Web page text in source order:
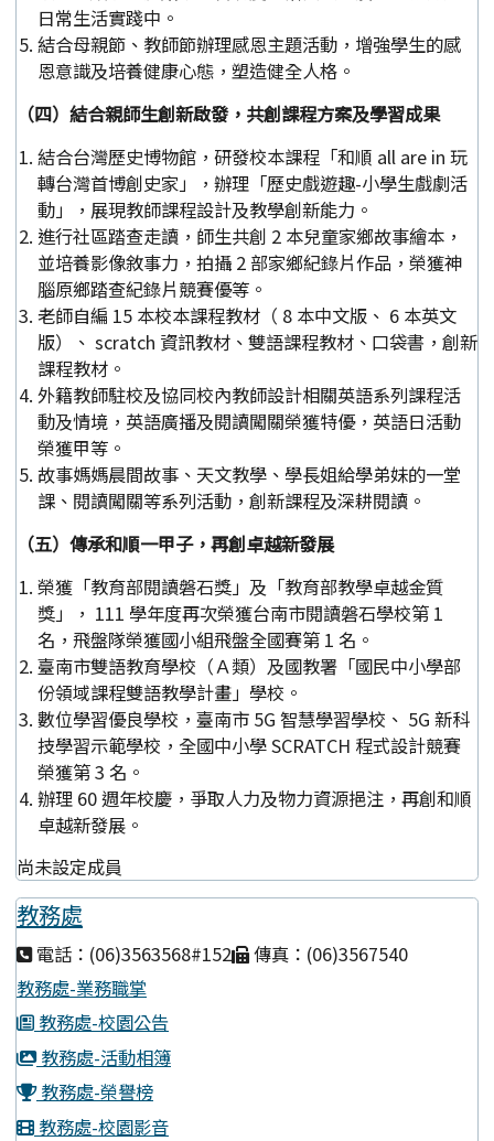
日常生活實踐中。
結合母親節、教師節辦理感恩主題活動，增強學生的感
恩意識及培養健康心態，塑造健全人格。
（四）結合親師生創新啟發，共創課程方案及學習成果
結合台灣歷史博物館，研發校本課程「和順 all are in 玩
轉台灣首博創史家」，辦理「歷史戲遊趣-小學生戲劇活
動」，展現教師課程設計及教學創新能力。
進行社區踏查走讀，師生共創 2 本兒童家鄉故事繪本，
並培養影像敘事力，拍攝 2 部家鄉紀錄片作品，榮獲神
腦原鄉踏查紀錄片競賽優等。
老師自編 15 本校本課程教材（ 8 本中文版、 6 本英文
版）、 scratch 資訊教材、雙語課程教材、口袋書，創新
課程教材。
外籍教師駐校及協同校內教師設計相關英語系列課程活
動及情境，英語廣播及閱讀闖關榮獲特優，英語日活動
榮獲甲等。
故事媽媽晨間故事、天文教學、學長姐給學弟妹的一堂
課、閱讀闖關等系列活動，創新課程及深耕閱讀。
（五）傳承和順一甲子，再創卓越新發展
榮獲「教育部閱讀磐石獎」及「教育部教學卓越金質
獎」， 111 學年度再次榮獲台南市閱讀磐石學校第 1
名，飛盤隊榮獲國小組飛盤全國賽第 1 名。
臺南市雙語教育學校（Ａ類）及國教署「國民中小學部
份領域課程雙語教學計畫」學校。
數位學習優良學校，臺南市 5G 智慧學習學校、 5G 新科
技學習示範學校，全國中小學 SCRATCH 程式設計競賽
榮獲第 3 名。
辦理 60 週年校慶，爭取人力及物力資源挹注，再創和順
卓越新發展。
尚未設定成員
教務處
電話：(06)3563568#152
傳真：(06)3567540
教務處-業務職掌
教務處-校園公告
教務處-活動相簿
教務處-榮譽榜
教務處-校園影音